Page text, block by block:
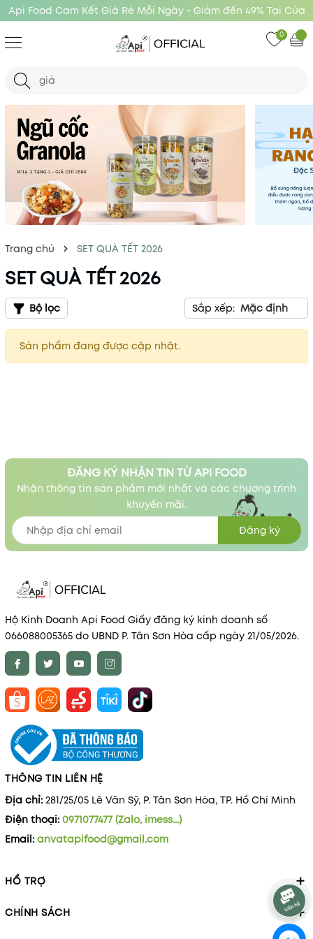
Api Food Cam Kết Giá Rẻ Mỗi Ngày - Giảm đến 49% Tại Cửa
Hàng Api Food
0
Trang chủ SET QUÀ TẾT 2026
SET QUÀ TẾT 2026
Bộ lọc Sắp xếp: Mặc định
Sản phẩm đang được cập nhật.
ĐĂNG KÝ NHẬN TIN TỪ API FOOD
Nhận thông tin sản phẩm mới nhất và các chương trình
khuyến mãi.
Đăng ký
Hộ Kinh Doanh Api Food Giấy đăng ký kinh doanh số
066088005365 do UBND P. Tân Sơn Hòa cấp ngày 21/05/2026.
THÔNG TIN LIÊN HỆ
Địa chỉ: 281/25/05 Lê Văn Sỹ, P. Tân Sơn Hòa, TP. Hồ Chí Minh
Điện thoại: 0971077477 (Zalo, imess...)
Email: anvatapifood@gmail.com
HỔ TRỢ
CHÍNH SÁCH